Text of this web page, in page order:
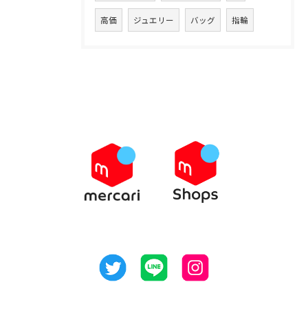
高価 ジュエリー バッグ 指輪